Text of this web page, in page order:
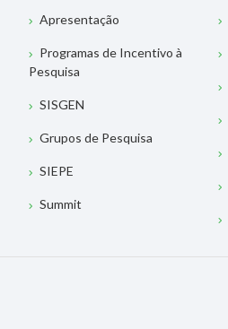
Apresentação
Programas de Incentivo à
Pesquisa
SISGEN
Grupos de Pesquisa
SIEPE
Summit